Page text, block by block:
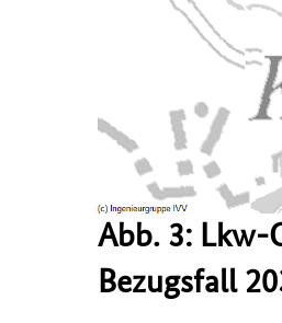
Abb. 3: Lkw-
Bezugsfall